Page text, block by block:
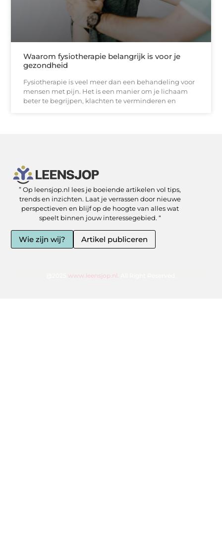
Waarom fysiotherapie belangrijk is voor je
gezondheid
Fysiotherapie is veel meer dan een behandeling voor
mensen met pijn. Het is een manier om je lichaam
beter te begrijpen, klachten te verminderen en
” Op leensjop.nl lees je boeiende artikelen vol tips,
trends en inzichten. Laat je verrassen door nieuwe
perspectieven en blijf op de hoogte van alles wat
speelt binnen jouw interessegebied. “
Wie zijn wij? Artikel publiceren
www.leensjop.nl.